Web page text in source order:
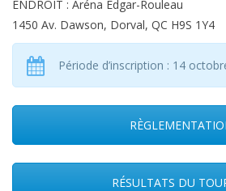
ENDROIT : Aréna Edgar-Rouleau
1450 Av. Dawson, Dorval, QC H9S 1Y4
Période d’inscription : 14
RÉSULTATS DU